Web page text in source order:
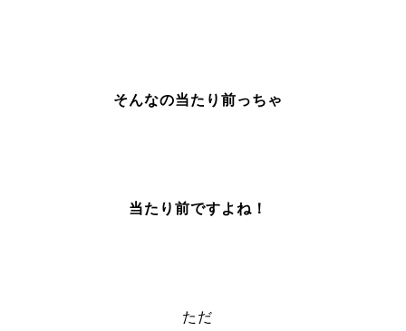
そんなの当たり前っちゃ
当たり前ですよね！
ただ